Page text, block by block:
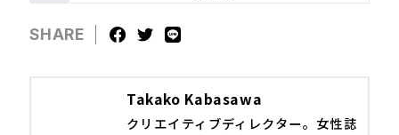
SHARE
Takako Kabasawa
クリエイティブディレクター。女性誌